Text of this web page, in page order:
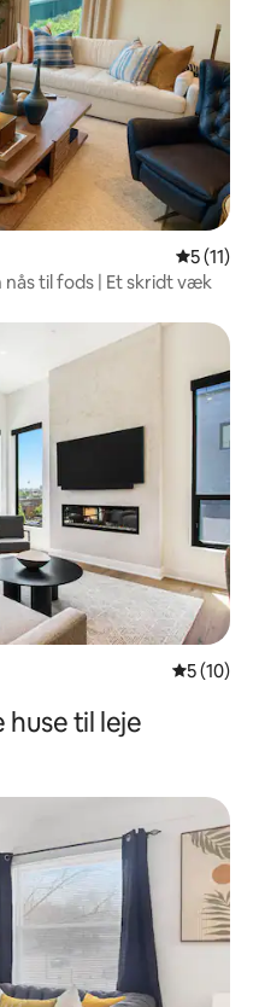
5 ud af 5
5 (11)
nås til fods | Et skridt væk
5 ud af 5 i
5 (10)
huse til leje